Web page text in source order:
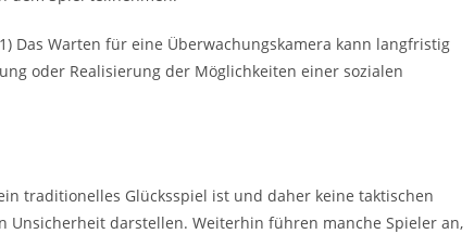
Das Warten für eine Überwachungskamera kann langfristig
oder Realisierung der Möglichkeiten einer sozialen
traditionelles Glücksspiel ist und daher keine taktischen
Unsicherheit darstellen. Weiterhin führen manche Spieler an,